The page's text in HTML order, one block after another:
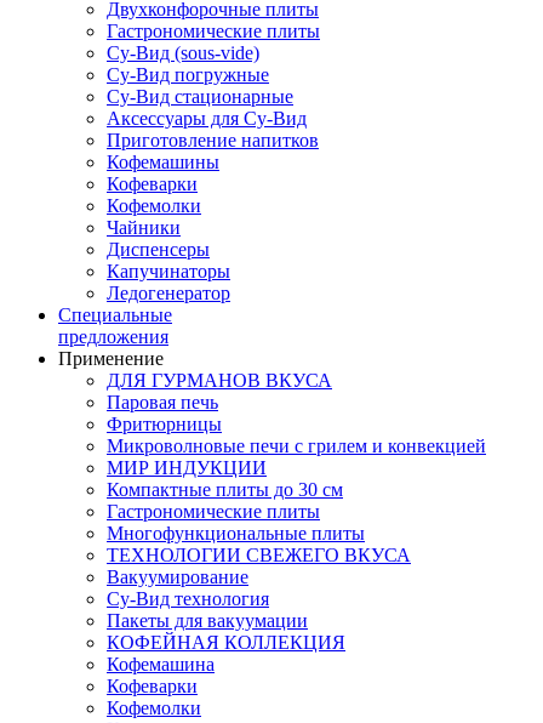
Двухконфорочные плиты
Гастрономические плиты
Су-Вид (sous-vide)
Су-Вид погружные
Су-Вид стационарные
Аксессуары для Су-Вид
Приготовление напитков
Кофемашины
Кофеварки
Кофемолки
Чайники
Диспенсеры
Капучинаторы
Ледогенератор
Специальные
предложения
Применение
ДЛЯ ГУРМАНОВ ВКУСА
Паровая печь
Фритюрницы
Микроволновые печи с грилем и конвекцией
МИР ИНДУКЦИИ
Компактные плиты до 30 см
Гастрономические плиты
Многофункциональные плиты
ТЕХНОЛОГИИ СВЕЖЕГО ВКУСА
Вакуумирование
Су-Вид технология
Пакеты для вакуумации
КОФЕЙНАЯ КОЛЛЕКЦИЯ
Кофемашина
Кофеварки
Кофемолки